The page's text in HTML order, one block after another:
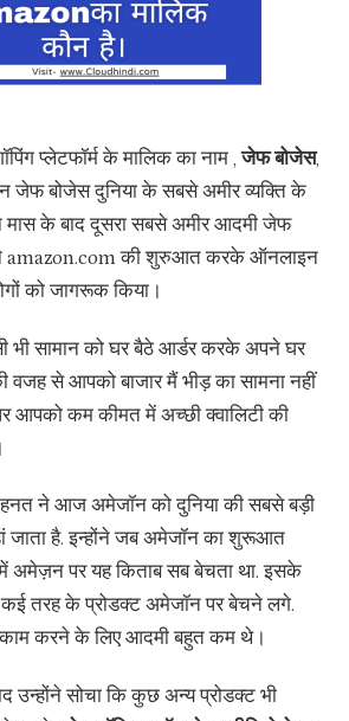
प्लेटफॉर्म के मालिक का नाम ,जेफ बोजेस,
बोजेस दुनिया के सबसे अमीर व्यक्ति के
के बाद दूसरा सबसे अमीर आदमी जेफ
amazon.com की शुरुआत करके ऑनलाइन
को जागरूक किया।
सामान को घर बैठे आर्डर करके अपने घर
वजह से आपको बाजार मैं भीड़ का सामना नहीं
आपको कम कीमत में अच्छी क्वालिटी की
ने आज अमेजॉन को दुनिया की सबसे बड़ी
जाता है.‌ इन्होंने जब अमेजॉन का शुरूआत
अमेज़न पर यह किताब सब बेचता था. इसके
कई तरह के प्रोडक्ट अमेजॉन पर बेचने लगे.
करने के लिए आदमी बहुत कम थे।
उन्होंने सोचा कि कुछ अन्य प्रोडक्ट भी